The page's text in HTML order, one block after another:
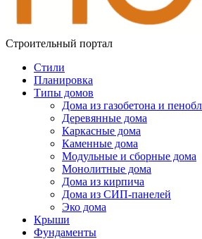
Строительный портал
Стили
Планировка
Типы домов
Дома из газобетона и
Деревянные дома
Каркасные дома
Каменные дома
Модульные и сборные дома
Монолитные дома
Дома из кирпича
Дома из СИП-панелей
Эко дома
Крыши
Фундаменты